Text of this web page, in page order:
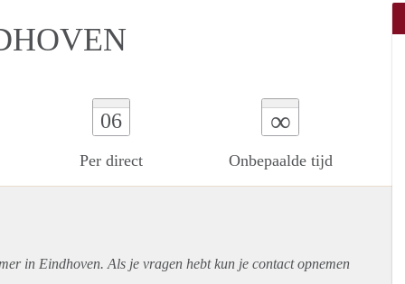
06
Per direct
∞
Onbepaalde tijd
in Eindhoven. Als je vragen hebt kun je contact opnemen